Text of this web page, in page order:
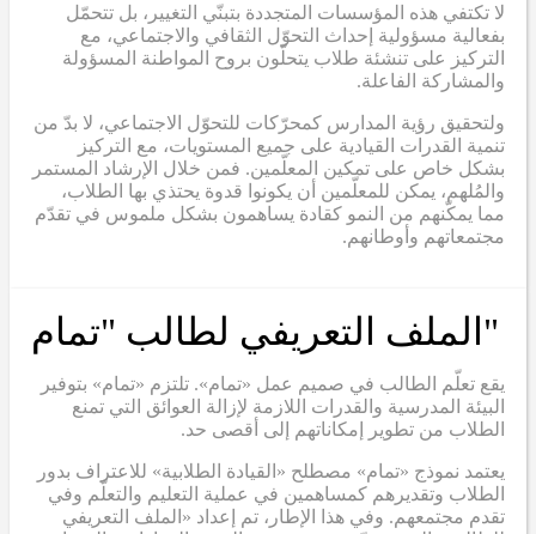
لا تكتفي هذه المؤسسات المتجددة بتبنّي التغيير، بل تتحمّل
بفعالية مسؤولية إحداث التحوّل الثقافي والاجتماعي، مع
التركيز على تنشئة طلاب يتحلّون بروح المواطنة المسؤولة
والمشاركة الفاعلة.
ولتحقيق رؤية المدارس كمحرّكات للتحوّل الاجتماعي، لا بدّ من
تنمية القدرات القيادية على جميع المستويات، مع التركيز
بشكل خاص على تمكين المعلّمين. فمن خلال الإرشاد المستمر
والمُلهم، يمكن للمعلّمين أن يكونوا قدوة يحتذي بها الطلاب،
مما يمكّنهم من النمو كقادة يساهمون بشكل ملموس في تقدّم
مجتمعاتهم وأوطانهم.
"الملف التعريفي لطالب "تمام
يقع تعلّم الطالب في صميم عمل «تمام». تلتزم «تمام» بتوفير
البيئة المدرسية والقدرات اللازمة لإزالة العوائق التي تمنع
الطلاب من تطوير إمكاناتهم إلى أقصى حد.
يعتمد نموذج «تمام» مصطلح «القيادة الطلابية» للاعتراف بدور
الطلاب وتقديرهم كمساهمين في عملية التعليم والتعلّم وفي
تقدم مجتمعهم. وفي هذا الإطار، تم إعداد «الملف التعريفي